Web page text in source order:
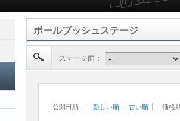
ボールブッシュステージ
ステージ面：
公開日順： 新しい順 古い順 価格